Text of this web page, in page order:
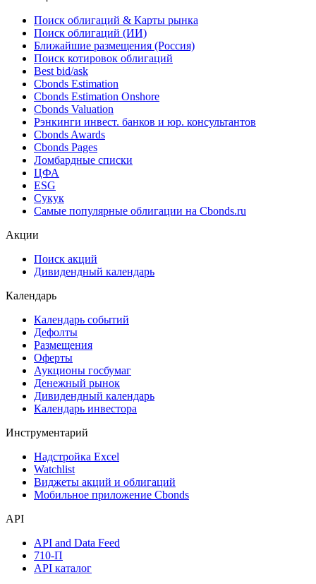
07.08.2026
Облигации
Поиск облигаций & Карты рынка
Поиск облигаций (ИИ)
Ближайшие размещения (Россия)
Поиск котировок облигаций
Best bid/ask
Cbonds Estimation
Cbonds Estimation Onshore
Cbonds Valuation
Рэнкинги инвест. банков и юр. консультантов
Cbonds Awards
Cbonds Pages
Ломбардные списки
ESG
Самые популярные облигации на Cbonds.ru
Дивидендный календарь
Календарь
Календарь событий
Дефолты
Размещения
Оферты
Аукционы госбумаг
Денежный рынок
Календарь инвестора
Инструментарий
Надстройка Excel
Мобильное приложение Cbonds
API